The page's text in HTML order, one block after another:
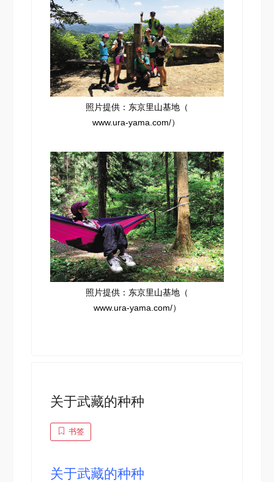
照片提供：东京里山基地（
www.ura-yama.com/）
照片提供：东京里山基地（
www.ura-yama.com/）
关于武藏的种种
书签
关于武藏的种种